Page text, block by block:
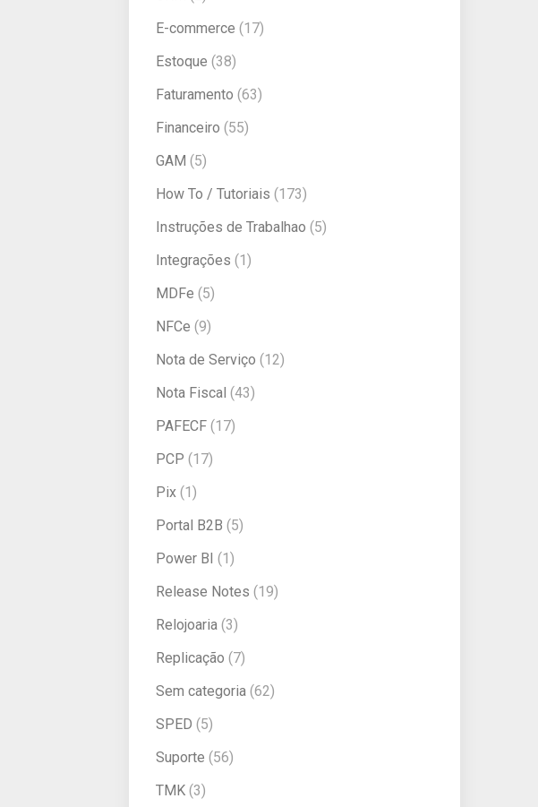
E-commerce (17)
Estoque (38)
Faturamento (63)
Financeiro (55)
GAM (5)
How To / Tutoriais (173)
Instruções de Trabalhao (5)
Integrações (1)
MDFe (5)
NFCe (9)
Nota de Serviço (12)
Nota Fiscal (43)
PAFECF (17)
PCP (17)
Pix (1)
Portal B2B (5)
Power BI (1)
Release Notes (19)
Relojoaria (3)
Replicação (7)
Sem categoria (62)
SPED (5)
Suporte (56)
TMK (3)